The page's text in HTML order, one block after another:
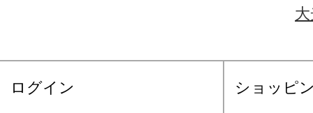
ログイン ショッピ